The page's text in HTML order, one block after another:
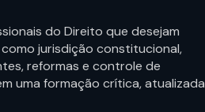
do Direito que desejam
jurisdição constitucional,
reformas e controle de
uma formação crítica, atualizada